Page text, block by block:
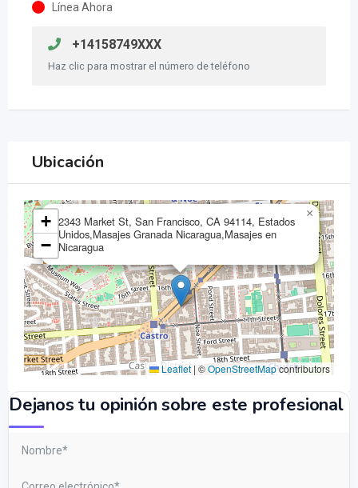
Línea Ahora
+14158749XXX
Haz clic para mostrar el número de teléfono
Ubicación
2343 Market St, San Francisco, CA 94114, Estados
Unidos,Masajes Granada Nicaragua,Masajes en
Nicaragua
×
+
−
Leaflet | ©OpenStreetMapcontributors
Dejanos tu opinión sobre este profesional